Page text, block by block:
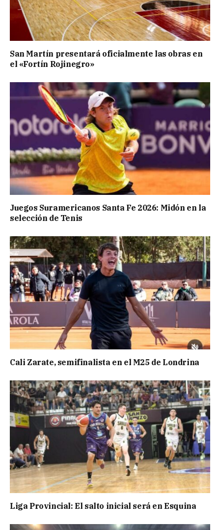
San Martín presentará oficialmente las obras en
el «Fortín Rojinegro»
Juegos Suramericanos Santa Fe 2026: Midón en la
selección de Tenis
Cali Zarate, semifinalista en el M25 de Londrina
Liga Provincial: El salto inicial será en Esquina